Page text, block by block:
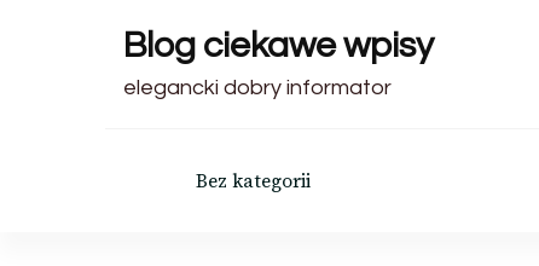
Blog ciekawe wpisy
elegancki dobry informator
Bez kategorii